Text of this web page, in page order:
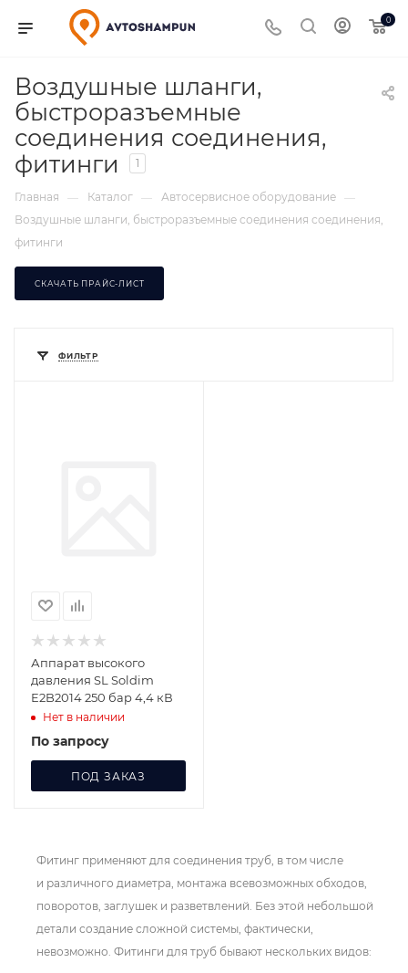
0
Воздушные шланги,
быстроразъемные
соединения соединения,
фитинги
1
Главная — Каталог — Автосервисное оборудование —
Воздушные шланги, быстроразъемные соединения соединения,
фитинги
СКАЧАТЬ ПРАЙС-ЛИСТ
ФИЛЬТР
Аппарат высокого
давления SL Soldim
E2B2014 250 бар 4,4 кВ
Нет в наличии
По запросу
ПОД ЗАКАЗ
Фитинг применяют для соединения труб, в том числе
и различного диаметра, монтажа всевозможных обходов,
поворотов, заглушек и разветвлений. Без этой небольшой
детали создание сложной системы, фактически,
невозможно. Фитинги для труб бывают нескольких видов: